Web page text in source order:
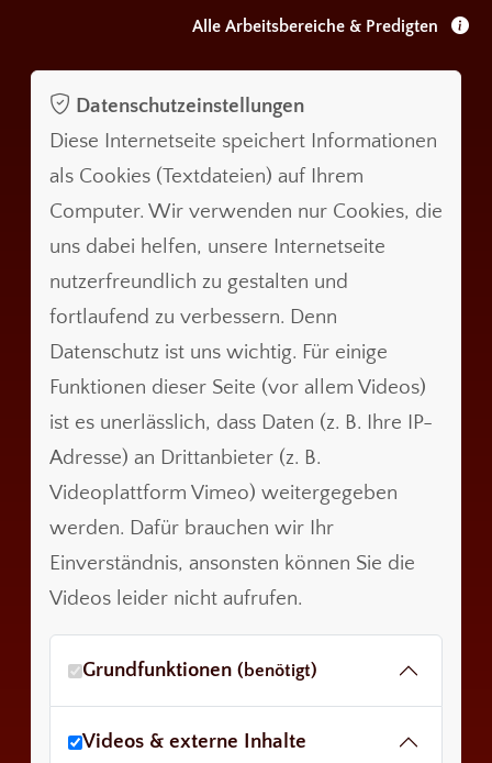
Alle Arbeitsbereiche & Predigten
Datenschutzeinstellungen
Diese Internetseite speichert Informationen
als Cookies (Textdateien) auf Ihrem
Computer. Wir verwenden nur Cookies, die
uns dabei helfen, unsere Internetseite
nutzerfreundlich zu gestalten und
fortlaufend zu verbessern. Denn
Datenschutz ist uns wichtig. Für einige
Funktionen dieser Seite (vor allem Videos)
ist es unerlässlich, dass Daten (z. B. Ihre IP-
Adresse) an Drittanbieter (z. B.
Videoplattform Vimeo) weitergegeben
werden. Dafür brauchen wir Ihr
Einverständnis, ansonsten können Sie die
Videos leider nicht aufrufen.
Grundfunktionen (benötigt)
Videos & externe Inhalte